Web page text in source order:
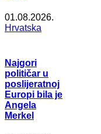
01.08.2026.
Hrvatska
Najgori
političar u
poslijeratnoj
Europi bila je
Angela
Merkel